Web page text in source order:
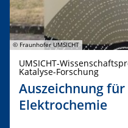
© Fraunhofer UMSICHT
UMSICHT-
Katalyse-Forschung
Auszeichnung
Elektrochemie